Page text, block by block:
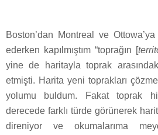
Boston’dan Montreal ve
ederken kapılmıştım “toprağın [
yine de haritayla toprak
etmişti. Harita yeni toprakları
yolumu buldum. Fakat toprak
derecede farklı türde görünerek
direniyor ve okumalarıma